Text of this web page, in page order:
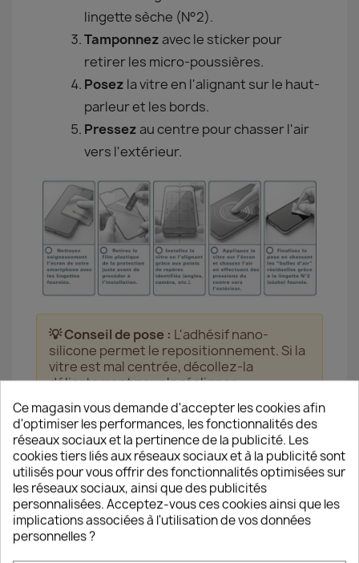
lingette sèche (N°2).
Tamponnezavec le sticker pour
retirer les micro-poussières.
Posez la vitre en l'alignant sur le haut-
parleur et les bords.
Pressezau centre pour chasser l'air
vers l'extérieur.
💡 Conseil de pose : L'adhésif nano-
silicone permet le repositionnement. Si la
vitre est mal centrée, décollez-la
délicatement pour la réaligner
immédiatement.
Ce magasin vous demande d'accepter les cookies afin
d'optimiser les performances, les fonctionnalités des
réseaux sociaux et la pertinence de la publicité. Les
cookies tiers liés aux réseaux sociaux et à la publicité sont
utilisés pour vous offrir des fonctionnalités optimisées sur
les réseaux sociaux, ainsi que des publicités
personnalisées. Acceptez-vous ces cookies ainsi que les
implications associées à l'utilisation de vos données
personnelles ?